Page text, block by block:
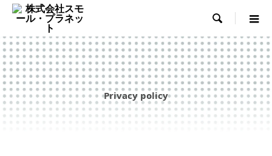

Privacy policy